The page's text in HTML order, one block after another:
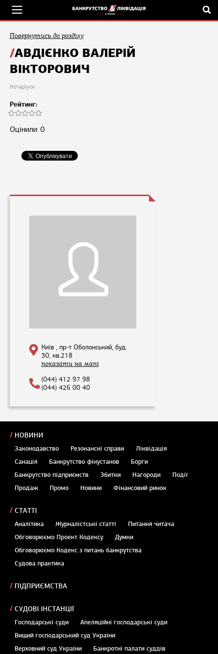
Повернутись до розділу
АВДІЄНКО ВАЛЕРІЙ
ВІКТОРОВИЧ
Нотаріуси
Рейтинг:
Оцінили: 0
Київ , пр-т Оболонський, буд.
30, кв.218
показати на мапі
(044) 412 97 98
(044) 426 00 40
НОВИНИ
Законодавство Резонансні справи
Ліквідація
Санація
Банкрутство фінустанов
Борги
Банкрутство підприємств
Збитки Нагороди
Події
Продаж
Промо Новини Фінансовий ринок
СТАТТІ
Аналітика Журналістські статті
Питання читача
Обговорюємо Проект Кодексу
Думки
Обговорюємо Кодекс з питань банкрутства
Судова практика
ПІДПРИЄМСТВА
СУДОВІ ІНСТАНЦІЇ
Господарські суди
Апеляційні господарські суди
Вищий господарський суд України
Верховний суд України
Банкротні палати суддів